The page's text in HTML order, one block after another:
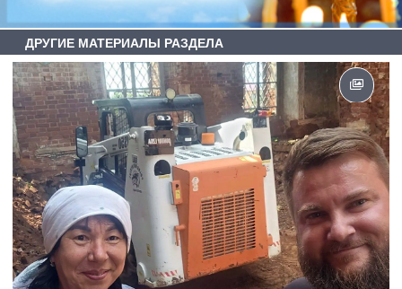
ДРУГИЕ МАТЕРИАЛЫ РАЗДЕЛА